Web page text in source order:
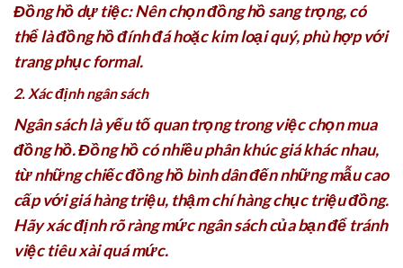
Đồng hồ dự tiệc: Nên chọn đồng hồ sang trọng, có
thể là đồng hồ đính đá hoặc kim loại quý, phù hợp với
trang phục formal.
2. Xác định ngân sách
Ngân sách là yếu tố quan trọng trong việc chọn mua
đồng hồ. Đồng hồ có nhiều phân khúc giá khác nhau,
từ những chiếc đồng hồ bình dân đến những mẫu cao
cấp với giá hàng triệu, thậm chí hàng chục triệu đồng.
Hãy xác định rõ ràng mức ngân sách của bạn để tránh
việc tiêu xài quá mức.